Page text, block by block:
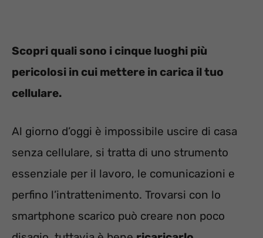
Scopri quali sono i cinque luoghi più
pericolosi in cui mettere in carica il tuo
cellulare.
Al giorno d’oggi è impossibile uscire di casa
senza cellulare, si tratta di uno strumento
essenziale per il lavoro, le comunicazioni e
perfino l’intrattenimento. Trovarsi con lo
smartphone scarico può creare non poco